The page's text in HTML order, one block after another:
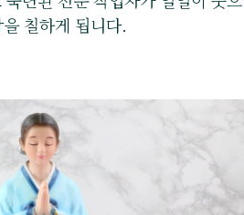
칠하게 됩니다.